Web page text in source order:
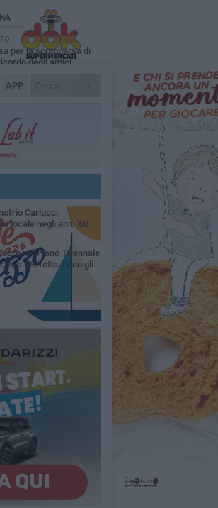
APP
per la scomparsa di
degli amici
anticipa gli aumenti:
autisti e
gli scuolabus:
Siragusa replica ad
il diritto di parola, ho
Carlucci,
locale negli anni '60
nel Piano Triennale
a Molfetta: ecco gli